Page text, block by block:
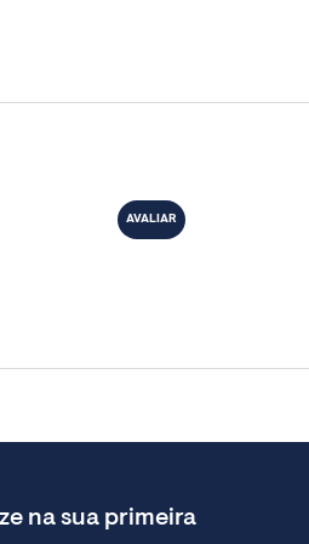
na sua primeira